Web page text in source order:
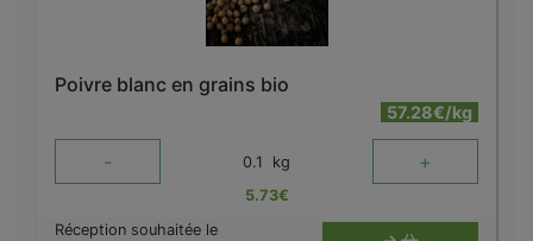
Poivre blanc en grains bio
57.28€/kg
- 0.1 kg +
5.73€
Réception souhaitée le